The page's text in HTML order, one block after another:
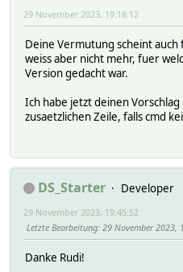
29 November 2023, 19:18:12
Deine Vermutung scheint auch
weiss aber nicht mehr, fuer
Version gedacht war.
Ich habe jetzt deinen
zusaetzlichen Zeile, falls cmd
DS_Starter
Developer
29 November 2023, 19:45:52
Letzte Bearbeitung: 29 November 2023,
Danke Rudi!